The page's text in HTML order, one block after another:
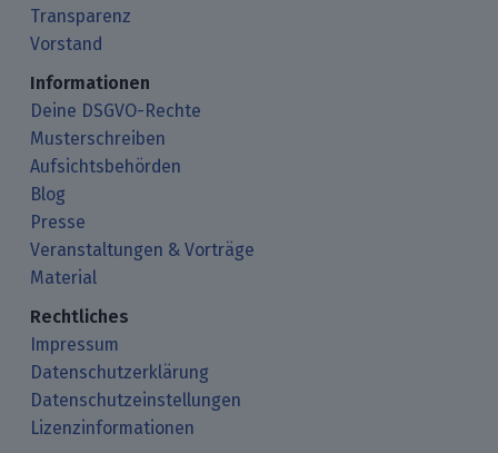
Transparenz
Vorstand
Informationen
Deine DSGVO-Rechte
Musterschreiben
Aufsichtsbehörden
Blog
Presse
Veranstaltungen & Vorträge
Material
Rechtliches
Impressum
Datenschutzerklärung
Datenschutzeinstellungen
Lizenzinformationen